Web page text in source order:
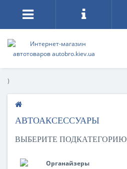
)
АВТОАКСЕССУАРЫ
ВЫБЕРИТЕ ПОДКАТЕГОРИЮ